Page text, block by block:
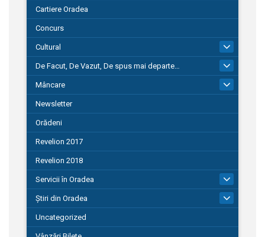
Cartiere Oradea
Concurs
Cultural
De Facut, De Vazut, De spus mai departe…
580
Mâncare
Newsletter
Orădeni
Revelion 2017
Revelion 2018
Servicii în Oradea
Știri din Oradea
Uncategorized